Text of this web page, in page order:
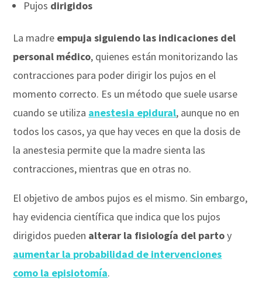
Pujos dirigidos
La madre empuja siguiendo las indicaciones del
personal médico, quienes están monitorizando las
contracciones para poder dirigir los pujos en el
momento correcto. Es un método que suele usarse
cuando se utiliza anestesia epidural, aunque no en
todos los casos, ya que hay veces en que la dosis de
la anestesia permite que la madre sienta las
contracciones, mientras que en otras no.
El objetivo de ambos pujos es el mismo. Sin embargo,
hay evidencia científica que indica que los pujos
dirigidos pueden alterar la fisiología del partoy
aumentar la probabilidad de intervenciones
como la episiotomía.